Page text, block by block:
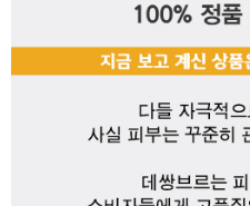
페이코 ID로 페